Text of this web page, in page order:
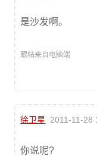
是沙发啊。
跟帖来自电脑端
徐卫星 2011-11-28
你说呢?